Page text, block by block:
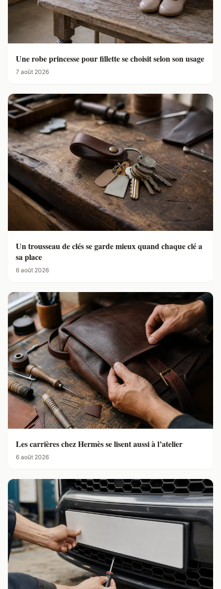
Une robe princesse pour fillette se choisit selon son usage
7 août 2026
Un trousseau de clés se garde mieux quand chaque clé a
sa place
6 août 2026
Les carrières chez Hermès se lisent aussi à l’atelier
6 août 2026